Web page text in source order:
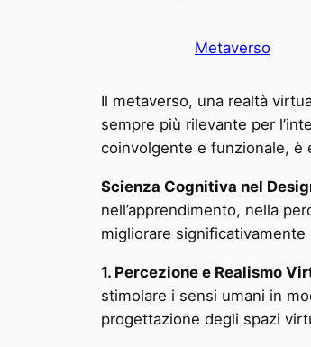
Metaverso
Il metaverso, una realtà
sempre più rilevante per
coinvolgente e funzionale, è
Scienza Cognitiva nel
nell’apprendimento, nella
migliorare significativamente
1. Percezione e Realismo
stimolare i sensi umani in
progettazione degli spazi